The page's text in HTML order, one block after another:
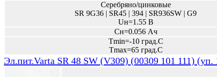
Серебряно/цинковые
SR 9G36 | SR45 | 394 | SR936SW | G9
Uн=1.55 В
Сн=0.056 Ач
Tmin=-10 град.С
Tmax=65 град.С
Эл.пит.Varta SR 48 SW (V309) (00309 101 111) (уп.